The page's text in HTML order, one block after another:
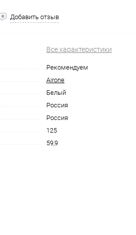
Добавить отзыв
Все характеристики
Рекомендуем
Airone
Белый
Россия
Россия
125
59,9